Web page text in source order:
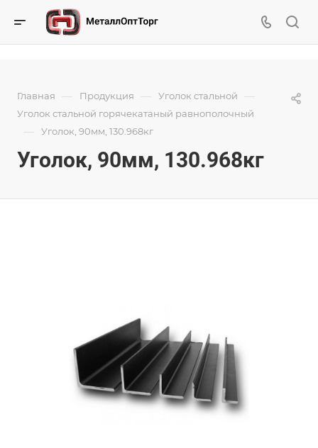
Главная — Продукция — Уголок стальной —
Уголок стальной горячекатаный равнополочный
— Уголок, 90мм, 130.968кг
Уголок, 90мм, 130.968кг